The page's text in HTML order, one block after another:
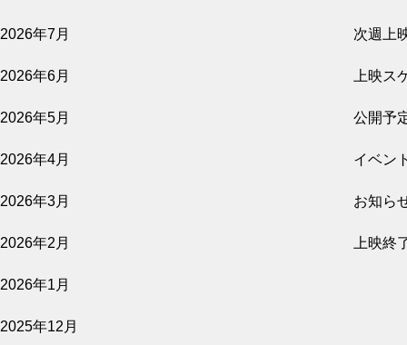
2026年7月
2026年6月
2026年5月
2026年4月
2026年3月
2026年2月
2026年1月
2025年12月
次週上
上映ス
公開予
イベン
お知ら
上映終